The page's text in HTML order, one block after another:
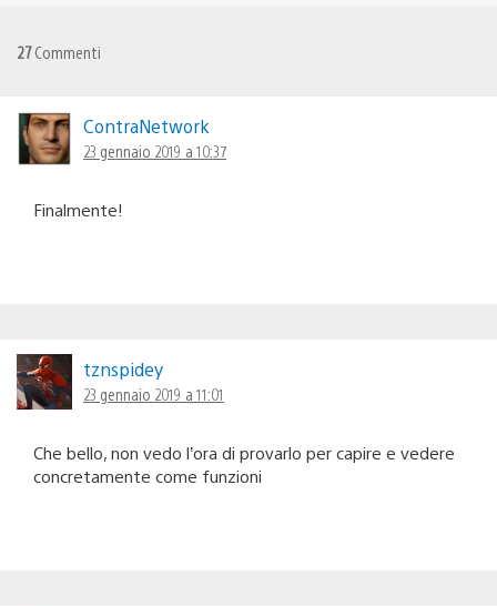
27Commenti
ContraNetwork
23 gennaio 2019 a 10:37
Finalmente!
tznspidey
23 gennaio 2019 a 11:01
Che bello, non vedo l’ora di provarlo per capire e vedere
concretamente come funzioni